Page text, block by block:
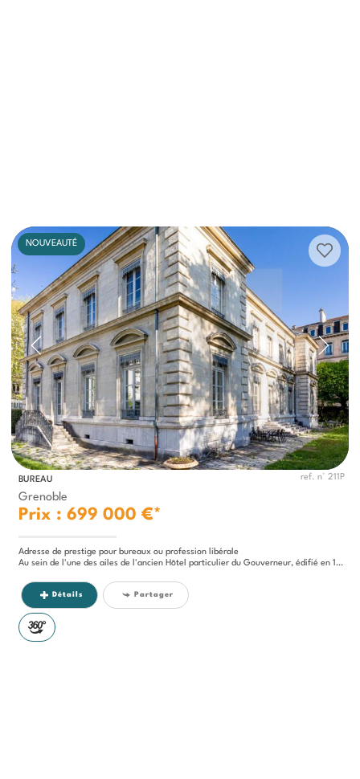
NOUVEAUTÉ
BUREAU ref. n° 211P
Grenoble
Prix : 699 000 €*
Adresse de prestige pour bureaux ou profession libérale
Au sein de l'une des ailes de l'ancien Hôtel particulier du Gouverneur, édifié en 1865, ce bien d'exception développe...
Détails Partager